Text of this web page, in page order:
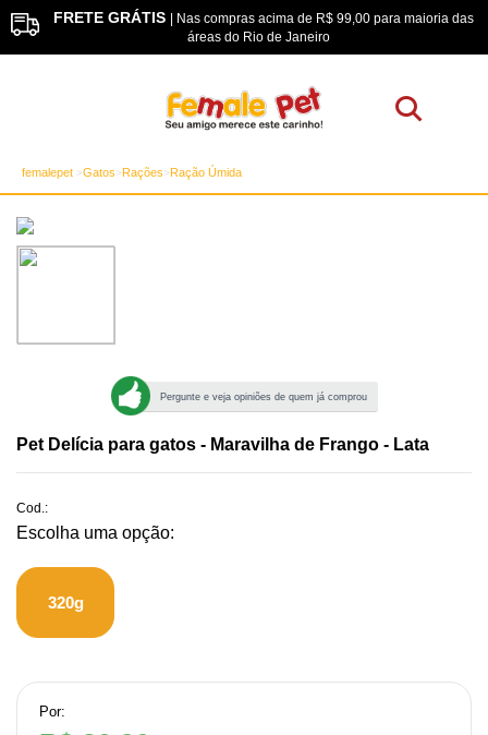
FRETE GRÁTIS | Nas compras acima de R$ 99,00 para maioria das
áreas do Rio de Janeiro
femalepet Gatos Rações Ração Úmida
Pergunte e veja opiniões de quem já comprou
Pet Delícia para gatos - Maravilha de Frango - Lata
Cod.:
320g
Por: